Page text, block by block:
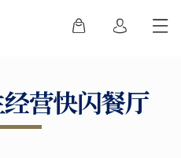
营快闪餐厅